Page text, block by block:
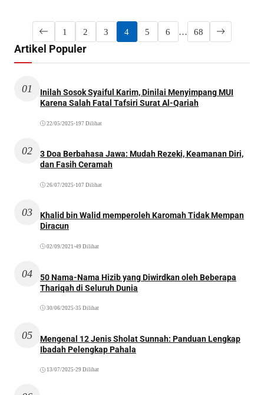
1 2 3 4 5 6 … 68
Artikel Populer
01
Inilah Sosok Syaiful Karim, Dinilai Menyimpang MUI
Karena Salah Fatal Tafsiri Surat Al-Qariah
22/05/2025 •197 Dilihat
02
3 Doa Berbahasa Jawa: Mudah Rezeki, Keamanan Diri,
dan Fasih Ceramah
26/07/2025 •107 Dilihat
03
Khalid bin Walid memperoleh Karomah Tidak Mempan
Diracun
02/09/2021 •49 Dilihat
04
50 Nama-Nama Hizib yang Diwirdkan oleh Beberapa
Thariqah di Seluruh Dunia
30/06/2025 •35 Dilihat
05
Mengenal 12 Jenis Sholat Sunnah: Panduan Lengkap
Ibadah Pelengkap Pahala
13/07/2025 •29 Dilihat